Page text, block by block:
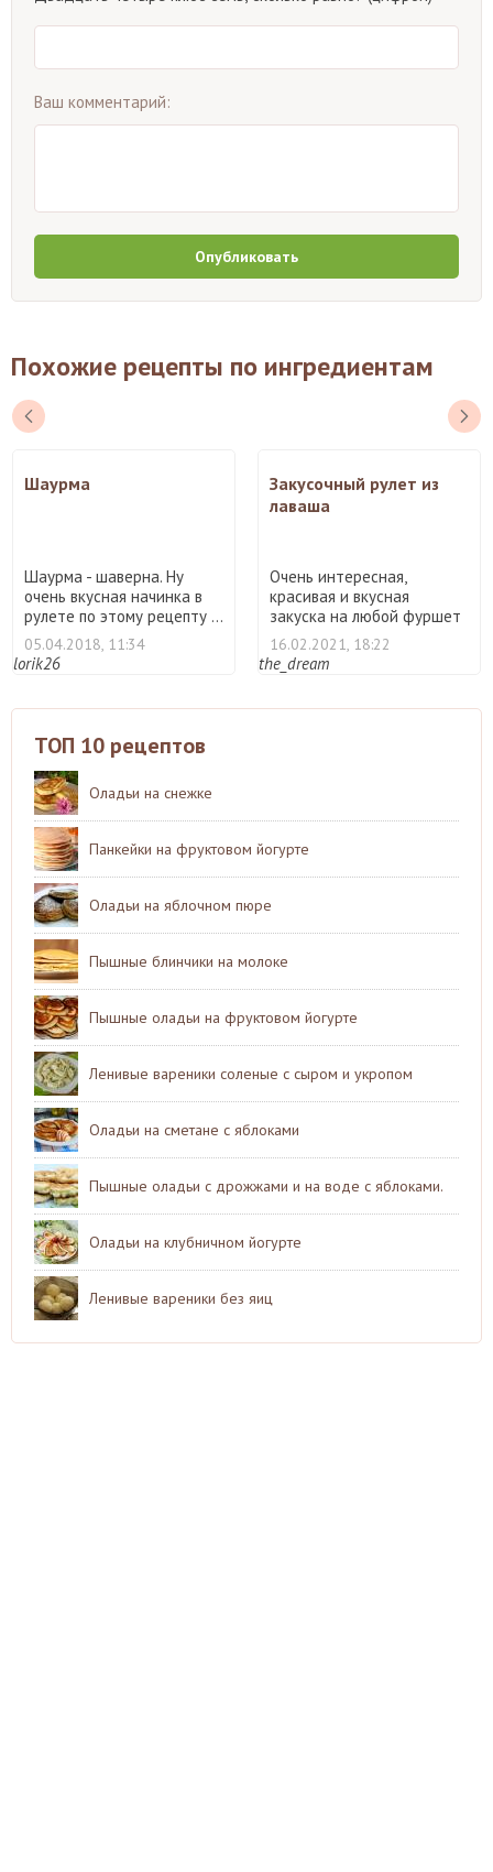
Ваш комментарий:
Опубликовать
Похожие рецепты по ингредиентам
Шаурма
Шаурма - шаверна. Ну
очень вкусная начинка в
рулете по этому рецепту ...
05.04.2018, 11:34
lorik26
Закусочный рулет из
лаваша
Очень интересная,
красивая и вкусная
закуска на любой фуршет
или пра ...
16.02.2021, 18:22
the_dream
ТОП 10 рецептов
Оладьи на снежке
Панкейки на фруктовом йогурте
Оладьи на яблочном пюре
Пышные блинчики на молоке
Пышные оладьи на фруктовом йогурте
Ленивые вареники соленые с сыром и укропом
Оладьи на сметане с яблоками
Пышные оладьи с дрожжами и на воде с яблоками.
Оладьи на клубничном йогурте
Ленивые вареники без яиц